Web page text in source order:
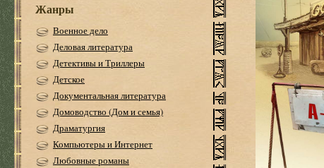
Жанры
Военное дело
Деловая литература
Детективы и Триллеры
Детское
Документальная литература
Домоводство (Дом и семья)
Драматургия
Компьютеры и Интернет
Любовные романы